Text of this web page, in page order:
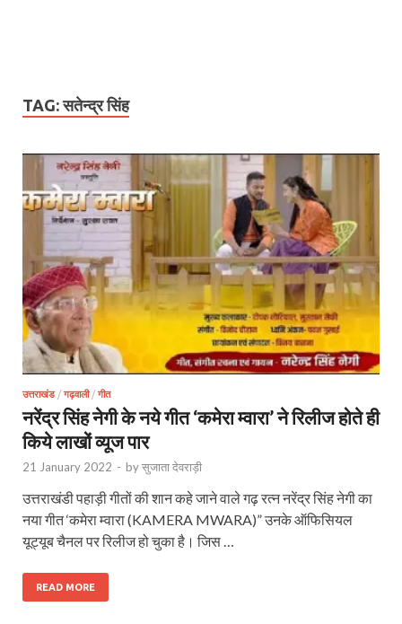
TAG:सतेन्द्र सिंह
उत्तराखंड/ गढ़वाली/ गीत
नरेंद्र सिंह नेगी के नये गीत ‘कमेरा म्वारा’ ने रिलीज होते ही
किये लाखों व्यूज पार
21 January 2022 - byसुजाता देवराड़ी
उत्तराखंडी पहाड़ी गीतों की शान कहे जाने वाले गढ़ रत्न नरेंद्र सिंह नेगी का
नया गीत ‘कमेरा म्वारा (KAMERA MWARA)” उनके ऑफिसियल
यूट्यूब चैनल पर रिलीज हो चुका है। जिस …
READ MORE